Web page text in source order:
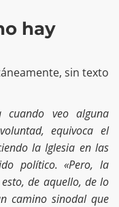
hay
sin texto
cuando veo alguna
equivoca el
la Iglesia en las
político. «Pero, la
de aquello, de lo
camino sinodal que